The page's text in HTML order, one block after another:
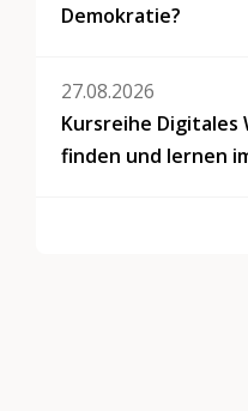
Demokratie?
27.08.2026
Kursreihe Digitales
finden und lernen